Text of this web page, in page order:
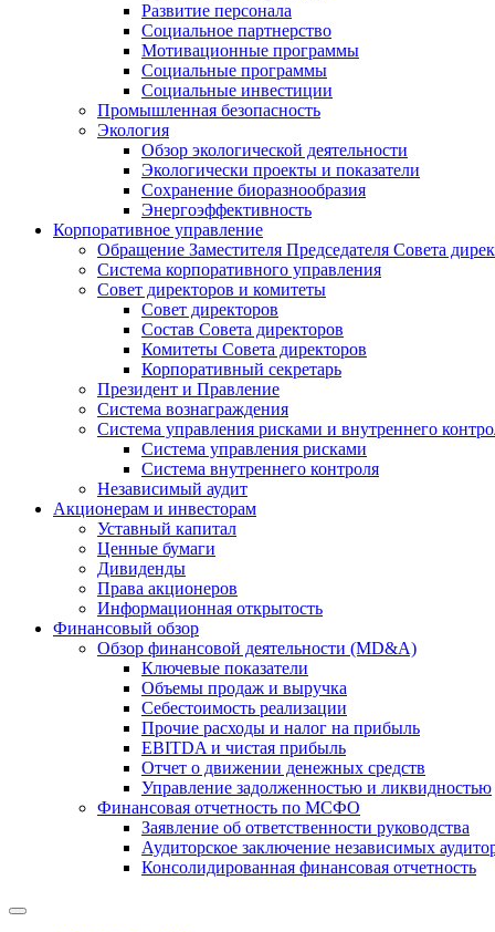
Развитие персонала
Социальное партнерство
Мотивационные программы
Социальные программы
Социальные инвестиции
Промышленная безопасность
Экология
Обзор экологической деятельности
Экологически проекты и показатели
Сохранение биоразнообразия
Энергоэффективность
Корпоративное управление
Обращение Заместителя Председателя Совета
Система корпоративного управления
Совет директоров и комитеты
Совет директоров
Состав Совета директоров
Комитеты Совета директоров
Корпоративный секретарь
Президент и Правление
Система вознаграждения
Система управления рисками и внутреннего
Система управления рисками
Система внутреннего контроля
Независимый аудит
Акционерам и инвесторам
Уставный капитал
Ценные бумаги
Дивиденды
Права акционеров
Информационная открытость
Финансовый обзор
Обзор финансовой деятельности (MD&A)
Ключевые показатели
Объемы продаж и выручка
Себестоимость реализации
Прочие расходы и налог на прибыль
EBITDA и чистая прибыль
Отчет о движении денежных средств
Управление задолженностью и ликвидностью
Финансовая отчетность по МСФО
Заявление об ответственности руководства
Аудиторское заключение независимых
Консолидированная финансовая отчетность